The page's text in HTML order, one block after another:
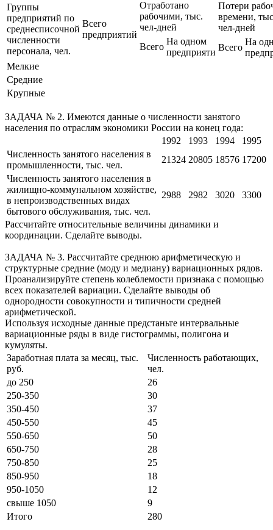
Группы
предприятий по
среднесписочной
численности
персонала, чел.
Всего
предприятий
Отработано
рабочими, тыс.
чел-дней
Потери
времени,
чел-дней
Всего
На одном
предприяти Всего
На
Мелкие
Средние
Крупные
ЗАДАЧА № 2. Имеются данные о численности занятого
населения по отраслям экономики России на конец года:
1992
1993 1994
1995
Численность занятого населения в
промышленности, тыс. чел.
21324 20805 18576 17200
Численность занятого населения в
жилищно-коммунальном хозяйстве,
в непроизводственных видах
бытового обслуживания, тыс. чел.
2988 2982 3020 3300
Рассчитайте относительные величины динамики и
координации. Сделайте выводы.
ЗАДАЧА № 3. Рассчитайте среднюю арифметическую и
структурные средние (моду и медиану) вариационных рядов.
Проанализируйте степень колеблемости признака с помощью
всех показателей вариации. Сделайте выводы об
однородности совокупности и типичности средней
арифметической.
Используя исходные данные предстаньте интервальные
вариационные ряды в виде гистограммы, полигона и
кумуляты.
Заработная плата за месяц, тыс.
руб.
Численность работающих,
чел.
до 250
26
250-350
30
350-450
37
450-550
45
550-650
50
650-750
28
750-850
25
850-950
18
950-1050
12
свыше 1050
9
Итого
280